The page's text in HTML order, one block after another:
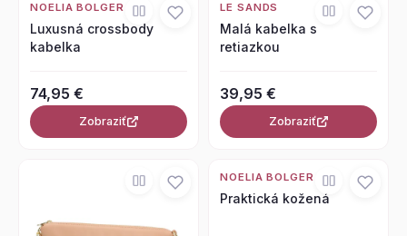
NOELIA BOLGER
Luxusná crossbody
kabelka
74,95 €
Zobraziť
LE SANDS
Malá kabelka s
retiazkou
39,95 €
Zobraziť
NOELIA BOLGER
Praktická kožená